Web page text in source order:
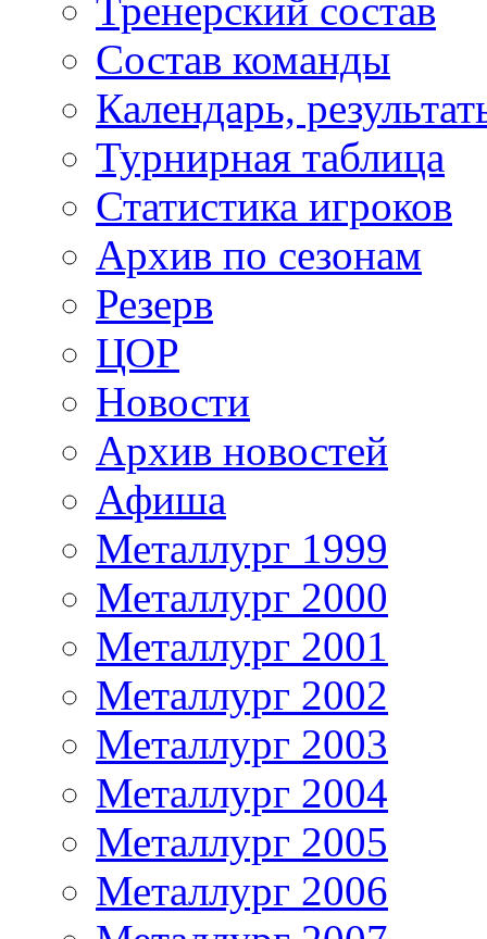
Тренерский состав
Состав команды
Календарь,
Турнирная таблица
Статистика игроков
Архив по сезонам
Резерв
ЦОР
Новости
Архив новостей
Афиша
Металлург 1999
Металлург 2000
Металлург 2001
Металлург 2002
Металлург 2003
Металлург 2004
Металлург 2005
Металлург 2006